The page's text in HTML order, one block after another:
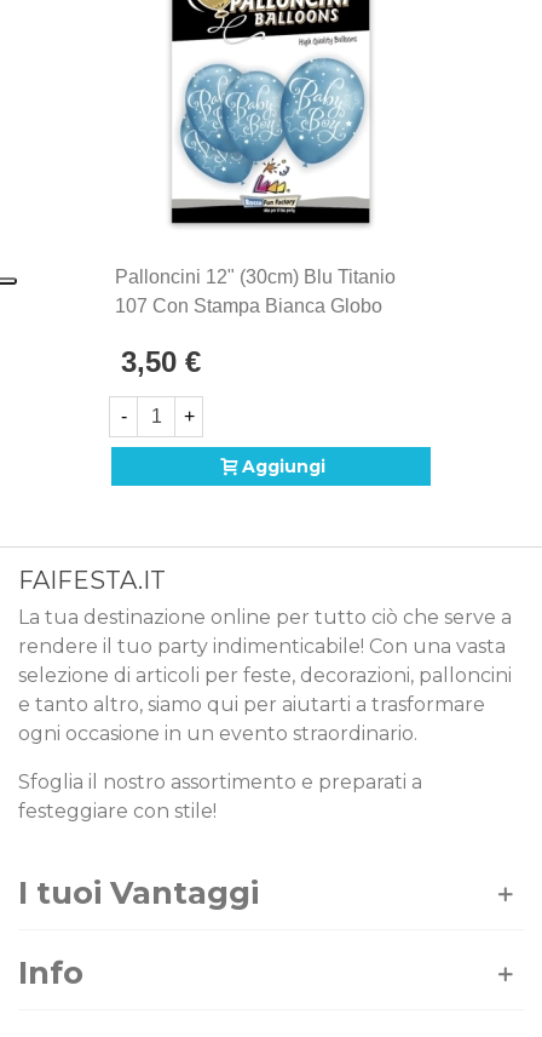
Palloncini 12" (30cm) Blu Titanio
107 Con Stampa Bianca Globo
3,50 €
- +
Aggiungi
FAIFESTA.IT
La tua destinazione online per tutto ciò che serve a
rendere il tuo party indimenticabile! Con una vasta
selezione di articoli per feste, decorazioni, palloncini
e tanto altro, siamo qui per aiutarti a trasformare
ogni occasione in un evento straordinario.
Sfoglia il nostro assortimento e preparati a
festeggiare con stile!
I tuoi Vantaggi
Info